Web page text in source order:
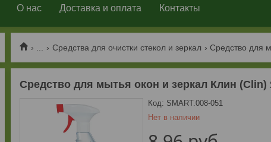
О нас Доставка и оплата Контакты
Средства для очистки стекол и зеркал
Средство для мытья окон и зеркал Клин (Clin)
Нет в наличии
Код: SMART.008-051